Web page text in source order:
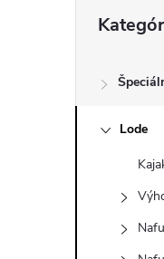
č
kategórie
Lode